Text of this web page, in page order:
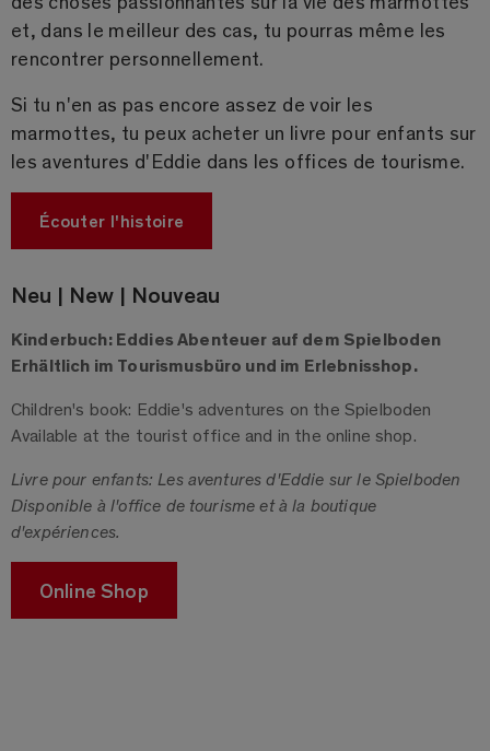
et, dans le meilleur des cas, tu pourras même les
rencontrer personnellement.
Si tu n'en as pas encore assez de voir les
marmottes, tu peux acheter un livre pour enfants sur
les aventures d'Eddie dans les offices de tourisme.
Écouter l'histoire
Neu | New | Nouveau
Kinderbuch: Eddies Abenteuer auf dem Spielboden
Erhältlich im Tourismusbüro und im Erlebnisshop.
Children's book: Eddie's adventures on the Spielboden
Available at the tourist office and in the online shop.
Livre pour enfants: Les aventures d'Eddie sur le Spielboden
Disponible à l'office de tourisme et à la boutique
d'expériences.
Online Shop